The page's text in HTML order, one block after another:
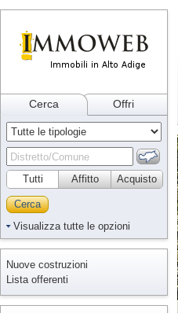
Cerca Offri
Tutti Acquisto
Affitto
Cerca
Visualizza tutte le opzioni
Nuove costruzioni
Lista offerenti